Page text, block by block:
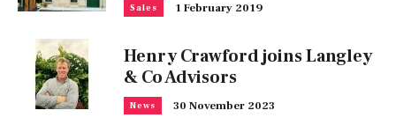
Sales 1 February 2019
Henry Crawford joins Langley
& Co Advisors
News 30 November 2023